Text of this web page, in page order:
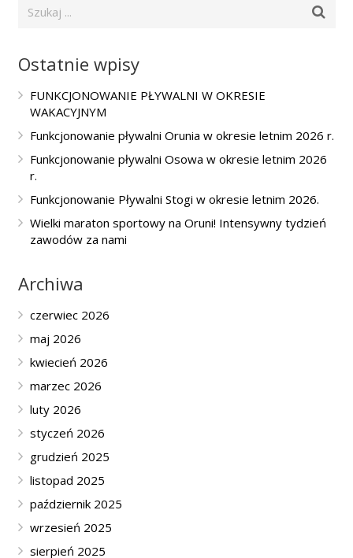
Ostatnie wpisy
FUNKCJONOWANIE PŁYWALNI W OKRESIE
WAKACYJNYM
Funkcjonowanie pływalni Orunia w okresie letnim 2026 r.
Funkcjonowanie pływalni Osowa w okresie letnim 2026
r.
Funkcjonowanie Pływalni Stogi w okresie letnim 2026.
Wielki maraton sportowy na Oruni! Intensywny tydzień
zawodów za nami
Archiwa
czerwiec 2026
maj 2026
kwiecień 2026
marzec 2026
luty 2026
styczeń 2026
grudzień 2025
listopad 2025
październik 2025
wrzesień 2025
sierpień 2025